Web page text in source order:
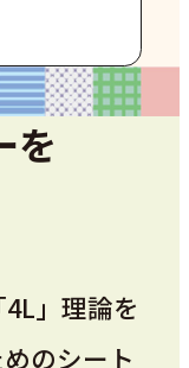
を
」理論を
のシート